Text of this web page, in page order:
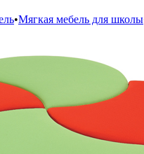
•Мягкая мебель для школы